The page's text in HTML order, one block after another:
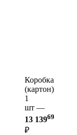
Коробка
(картон)
1
шт —
13 13969
₽